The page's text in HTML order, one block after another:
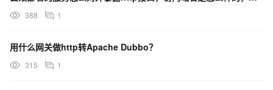
388 1
用什么网关做http转Apache Dubbo？
315 1